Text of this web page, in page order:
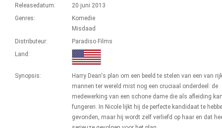
Releasedatum:
20 juni 2013
Genres:
Komedie
Misdaad
Distributeur:
Paradiso Films
Land:
Synopsis:
Harry Dean's plan om een beeld te stelen van een van
mannen ter wereld mist nog een cruciaal onderdeel: de
medewerking van een schone dame die als afleiding
fungeren. In Nicole lijkt hij de perfecte kandidaat te
gevonden, maar hij wordt zelf verliefd op haar en dat